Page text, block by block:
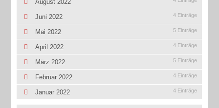
August 2022
Juni 2022 4 Einträge
Mai 2022 5 Einträge
April 2022 4 Einträge
März 2022 5 Einträge
Februar 2022 4 Einträge
Januar 2022 4 Einträge